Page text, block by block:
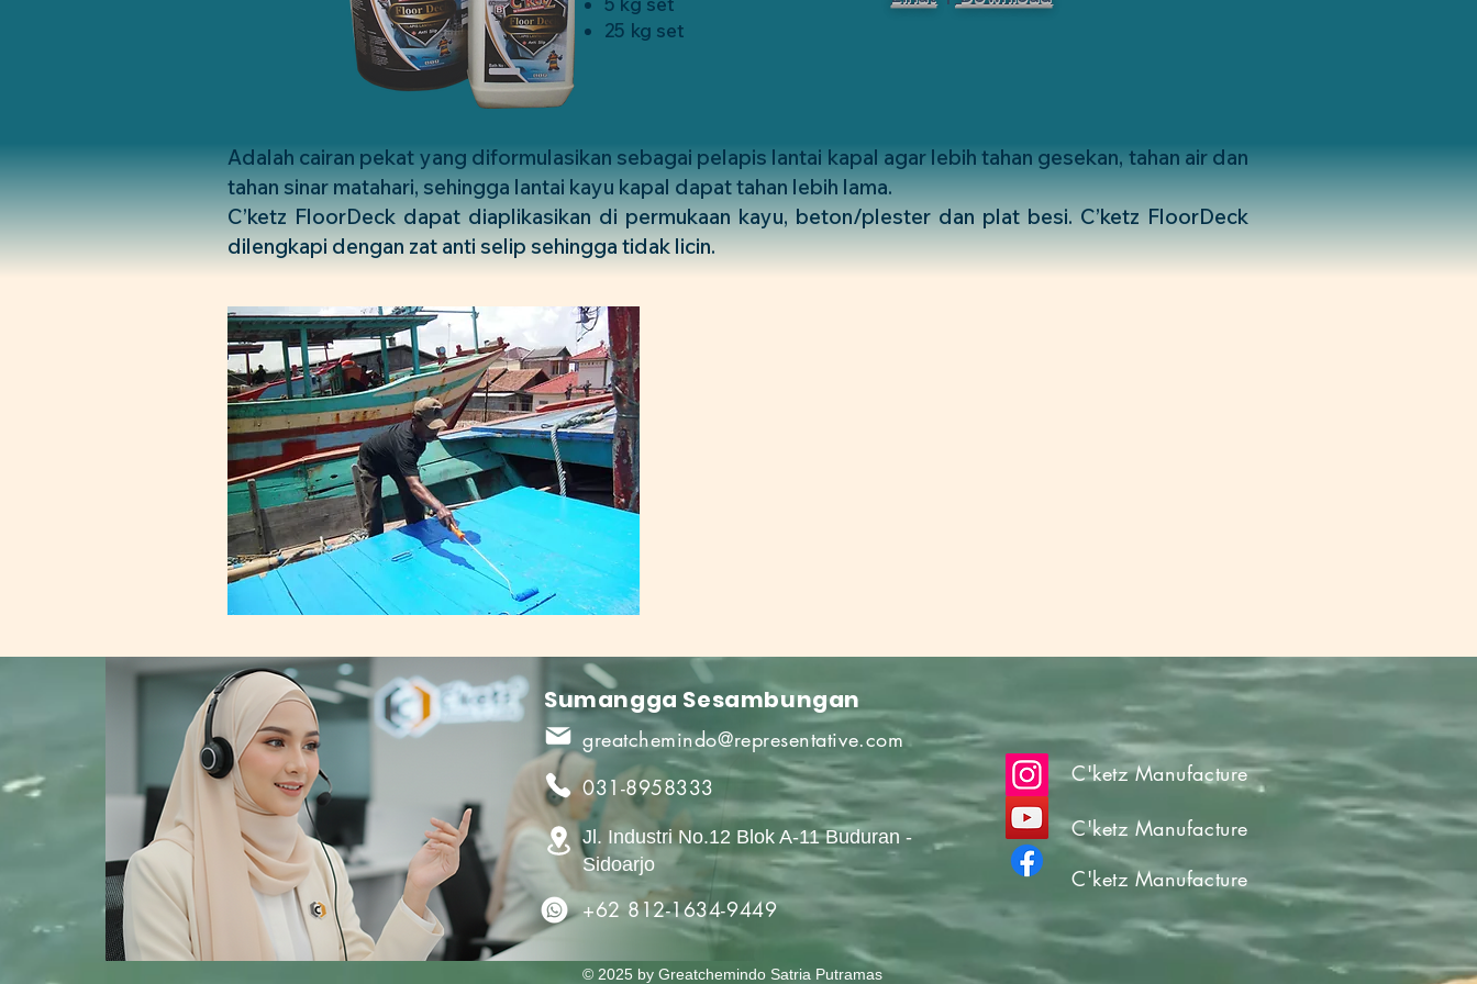
25 kg set
Adalah cairan pekat yang diformulasikan sebagai pelapis lantai kapal agar lebih tahan gesekan, tahan air dan
tahan sinar matahari, sehingga lantai kayu kapal dapat tahan lebih lama.
C’ketz FloorDeck dapat diaplikasikan di permukaan kayu, beton/plester dan plat besi. C’ketz FloorDeck
dilengkapi dengan zat anti selip sehingga tidak licin.
Sumangga Sesambungan
greatchemindo@representative.com
031-8958333
Jl. Industri No.12 Blok A-11 Buduran -
Sidoarjo
C'ketz Manufacture
C'ketz Manufacture
C'ketz Manufacture
+62 812-1634-9449
© 2025 by Greatchemindo Satria Putramas